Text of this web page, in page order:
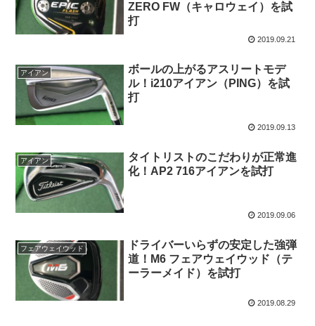
ZERO FW（キャロウェイ）を試
打
2019.09.21
アイアン
ボールの上がるアスリートモデ
ル！i210アイアン（PING）を試
打
2019.09.13
アイアン
タイトリストのこだわりが正常進
化！AP2 716アイアンを試打
2019.09.06
フェアウェイウッド
ドライバーいらずの安定した強弾
道！M6 フェアウェイウッド（テ
ーラーメイド）を試打
2019.08.29